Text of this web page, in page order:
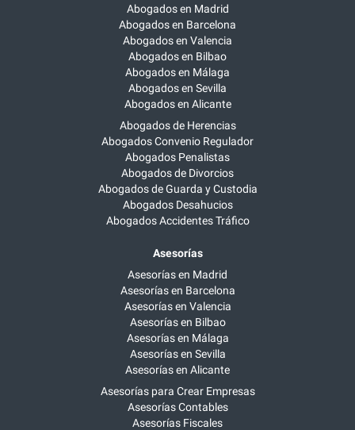
Abogados en Madrid
Abogados en Barcelona
Abogados en Valencia
Abogados en Bilbao
Abogados en Málaga
Abogados en Sevilla
Abogados en Alicante
Abogados de Herencias
Abogados Convenio Regulador
Abogados Penalistas
Abogados de Divorcios
Abogados de Guarda y Custodia
Abogados Desahucios
Abogados Accidentes Tráfico
Asesorías
Asesorías en Madrid
Asesorías en Barcelona
Asesorías en Valencia
Asesorías en Bilbao
Asesorías en Málaga
Asesorías en Sevilla
Asesorías en Alicante
Asesorías para Crear Empresas
Asesorías Contables
Asesorías Fiscales